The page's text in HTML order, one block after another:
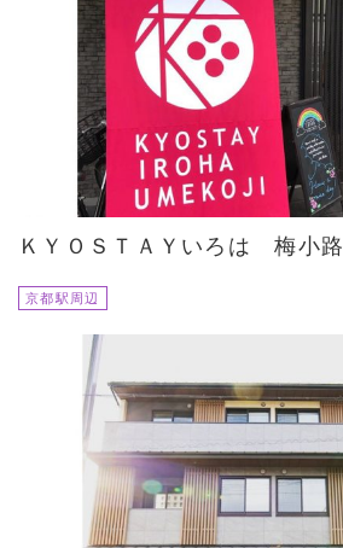
ＫＹＯＳＴＡＹいろは 梅小路
京都駅周辺